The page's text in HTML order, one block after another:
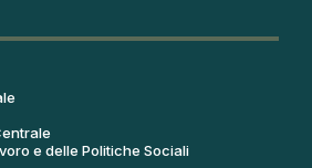
e delle Politiche Sociali